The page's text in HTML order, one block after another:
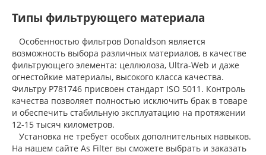
Типы фильтрующего материала
Особенностью фильтров Donaldson является
возможность выбора различных материалов, в качестве
фильтрующего элемента: целлюлоза, Ultra-Web и даже
огнестойкие материалы, высокого класса качества.
Фильтру P781746 присвоен стандарт ISO 5011. Контроль
качества позволяет полностью исключить брак в товаре
и обеспечить стабильную эксплуатацию на протяжении
12-15 тысяч километров.
Установка не требует особых дополнительных навыков.
На нашем сайте As Filter вы сможете выбрать и заказать